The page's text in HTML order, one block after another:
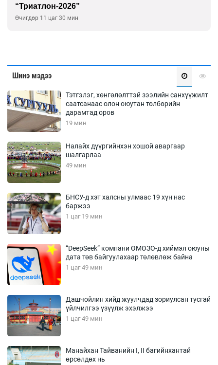
“Триатлон-2026”
Өчигдөр 11 цаг 30 мин
Шинэ мэдээ
Тэтгэлэг, хөнгөлөлттэй зээлийн санхүүжилт
саатсанаас олон оюутан төлбөрийн
дарамтад оров
19 мин
Налайх дүүргийнхэн хошой аваргаар
шалгарлаа
49 мин
БНСУ-д хэт халсны улмаас 19 хүн нас
баржээ
1 цаг 19 мин
“DeepSeek” компани ӨМӨЗО-д хиймэл оюуны
дата төв байгуулахаар төлөвлөж байна
1 цаг 49 мин
Дашчойлин хийд жуулчдад зориулсан тусгай
үйлчилгээ үзүүлж эхэлжээ
1 цаг 49 мин
Манайхан Тайванийн I, II багийнхантай
өрсөлдөх нь